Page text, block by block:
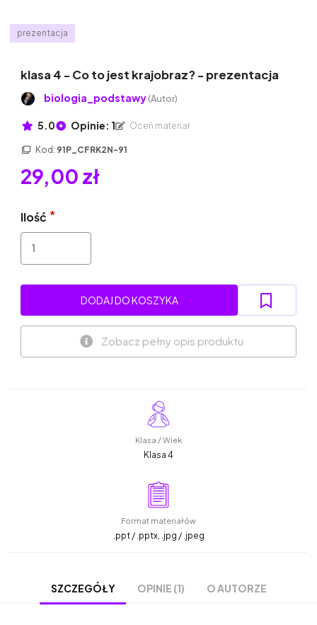
prezentacja
klasa 4 - Co to jest krajobraz? - prezentacja
biologia_podstawy(Autor)
5.0 Opinie: 1 Oceń materiał
Kod: 91P_CFRK2N-91
29,00 zł
Ilość
DODAJ DO KOSZYKA
Zobacz pełny opis produktu
Klasa / Wiek
Klasa 4
Format materiałów
.ppt / .pptx, .jpg / .jpeg
SZCZEGÓŁY OPINIE (1) O AUTORZE